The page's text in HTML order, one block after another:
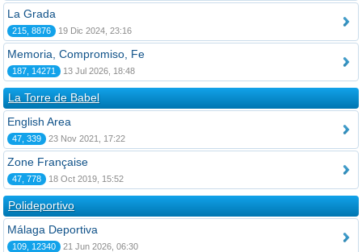
La Grada
215, 8876 19 Dic 2024, 23:16
Memoria, Compromiso, Fe
187, 14271 13 Jul 2026, 18:48
La Torre de Babel
English Area
47, 339 23 Nov 2021, 17:22
Zone Française
47, 778 18 Oct 2019, 15:52
Polideportivo
Málaga Deportiva
109, 12340 21 Jun 2026, 06:30